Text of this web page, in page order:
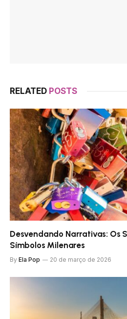
RELATED POSTS
Desvendando Narrativas: Os
Símbolos Milenares
By Ela Pop 20 de março de 2026